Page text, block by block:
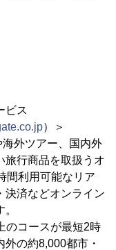
ビス
）＞
海外ツアー、国内外
旅行商品を取扱うオ
間利用可能なリア
決済などオンライン
のコースが最短2時
の約8,000都市・